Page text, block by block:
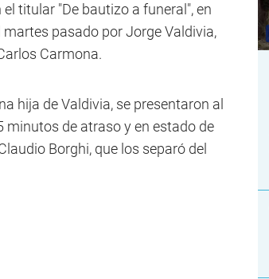
titular "De bautizo a funeral", en
pasado por Jorge Valdivia,
Carmona.
hija de Valdivia, se presentaron al
minutos de atraso y en estado de
Borghi, que los separó del